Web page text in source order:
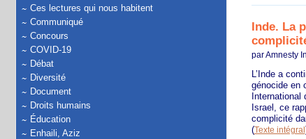
Ces lectures qui nous habitent
Communiqué
Concours
COVID-19
Débat
Diversité
Document
Droits humains
Éducation
Enhaili, Aziz
Inde. La
par Amnesty
L’Inde a
génocide en
Israel, ce
complicité
(Texte intégral